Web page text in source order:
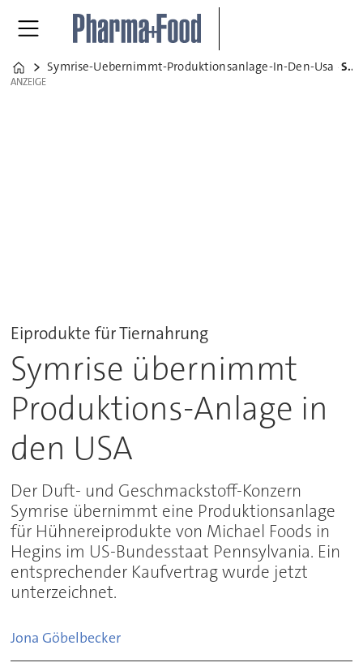
Home
Symrise-Uebernimmt-Produktionsanlage-In-Den-Usa Symrise übernimmt Produktions-Anlage in den USA
ANZEIGE
ANZEIGE
Eiprodukte für Tiernahrung
Symrise übernimmt
Produktions-Anlage in
den USA
Der Duft- und Geschmackstoff-Konzern
Symrise übernimmt eine Produktionsanlage
für Hühnereiprodukte von Michael Foods in
Hegins im US-Bundesstaat Pennsylvania. Ein
entsprechender Kaufvertrag wurde jetzt
unterzeichnet.
Jona Göbelbecker